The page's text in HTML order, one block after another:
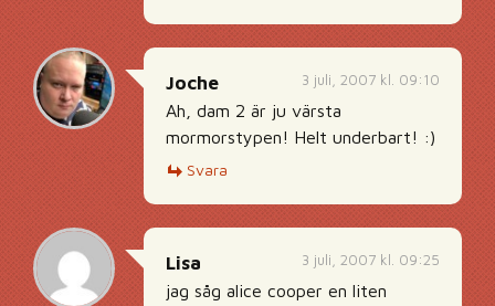
3 juli, 2007 kl. 09:10
Joche
Ah, dam 2 är ju värsta
mormorstypen! Helt underbart! :)
Svara
3 juli, 2007 kl. 09:25
Lisa
jag såg alice cooper en liten